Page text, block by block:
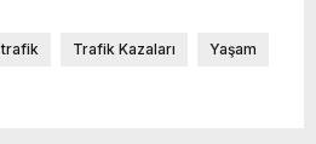
trafik Trafik Kazaları Yaşam